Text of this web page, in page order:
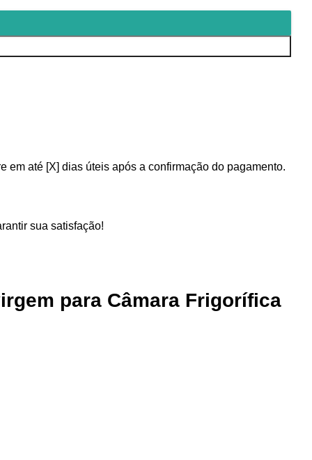
em até [X] dias úteis após a confirmação do pagamento.
sua satisfação!
para Câmara Frigorífica